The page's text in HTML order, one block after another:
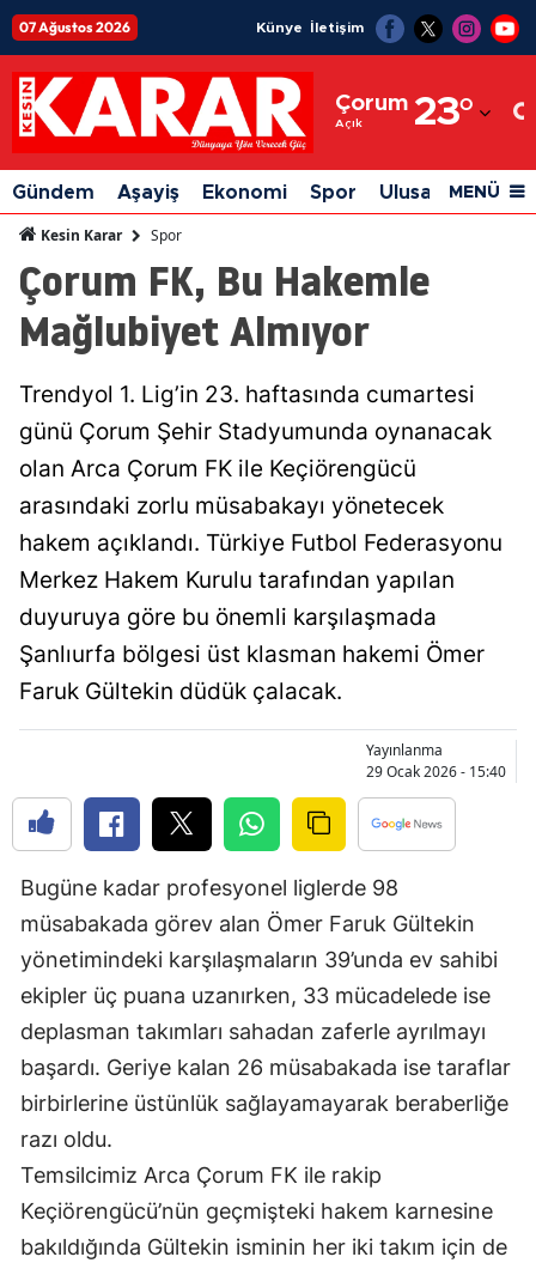
07 Ağustos 2026 Künye İletişim
Çorum
Açık 23°
Adıyaman
Afyonkarahisar
Ağrı
Amasya
Aydın
Balıkesir
Bingöl
Bitlis
Burdur
Bursa
Çanakkale
Çorum
Denizli
Diyarbakır
Edirne
Erzincan
Erzurum
Gündem Aşayiş Ekonomi Spor Ulusal Siyaset
MENÜ
Kesin Karar Spor
Çorum FK, Bu Hakemle
Mağlubiyet Almıyor
Trendyol 1. Lig’in 23. haftasında cumartesi
günü Çorum Şehir Stadyumunda oynanacak
olan Arca Çorum FK ile Keçiörengücü
arasındaki zorlu müsabakayı yönetecek
hakem açıklandı. Türkiye Futbol Federasyonu
Merkez Hakem Kurulu tarafından yapılan
duyuruya göre bu önemli karşılaşmada
Şanlıurfa bölgesi üst klasman hakemi Ömer
Faruk Gültekin düdük çalacak.
Yayınlanma
29 Ocak 2026 - 15:40
Bugüne kadar profesyonel liglerde 98
müsabakada görev alan Ömer Faruk Gültekin
yönetimindeki karşılaşmaların 39’unda ev sahibi
ekipler üç puana uzanırken, 33 mücadelede ise
deplasman takımları sahadan zaferle ayrılmayı
başardı. Geriye kalan 26 müsabakada ise taraflar
birbirlerine üstünlük sağlayamayarak beraberliğe
razı oldu.
Temsilcimiz Arca Çorum FK ile rakip
Keçiörengücü’nün geçmişteki hakem karnesine
bakıldığında Gültekin isminin her iki takım için de